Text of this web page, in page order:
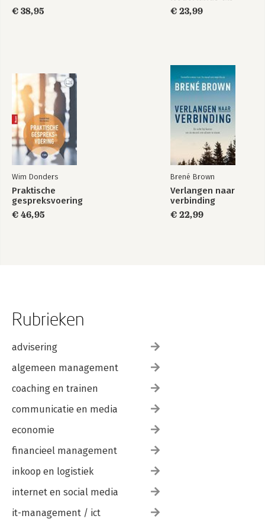
€ 38,95
tweede taal (NT2)
€ 23,99
Wim Donders
Praktische
gespreksvoering
€ 46,95
Brené Brown
Verlangen naar
verbinding
€ 22,99
Rubrieken
advisering
algemeen management
coaching en trainen
communicatie en media
economie
financieel management
inkoop en logistiek
internet en social media
it-management / ict